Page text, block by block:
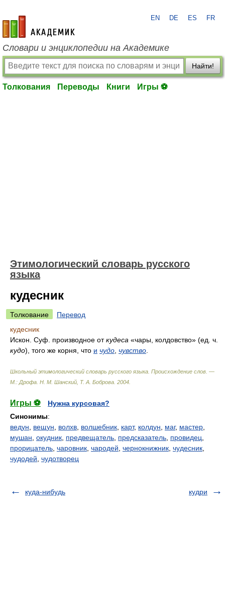
academic.ru
EN DE ES FR
Словари и энциклопедии на Академике
Найти!
Толкования Переводы Книги Игры ⚽
Этимологический словарь русского
языка
кудесник
Толкование
Перевод
кудесник
Искон. Суф. производное откудеса «чары, колдовство» (ед. ч.
кудо), того же корня, что и чудо чувство
Школьный этимологический словарь русского языка. Происхождение слов. —
М.: Дрофа Н. М. Шанский, Т. А. Боброва 2004
Игры ⚽
Нужна курсовая?
Синонимы:
ведун
вещун волхв волшебник карт, колдун маг, мастер
мушан окудник предвещатель предсказатель провидец
прорицатель чаровник чародей чернокнижник чудесник
чудодей чудотворец
куда-нибудь кудри